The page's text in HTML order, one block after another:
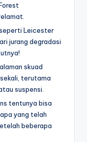
seperti Leicester
jurang degradasi
skuad
terutama
suspensi.
tentunya bisa
yang telah
beberapa